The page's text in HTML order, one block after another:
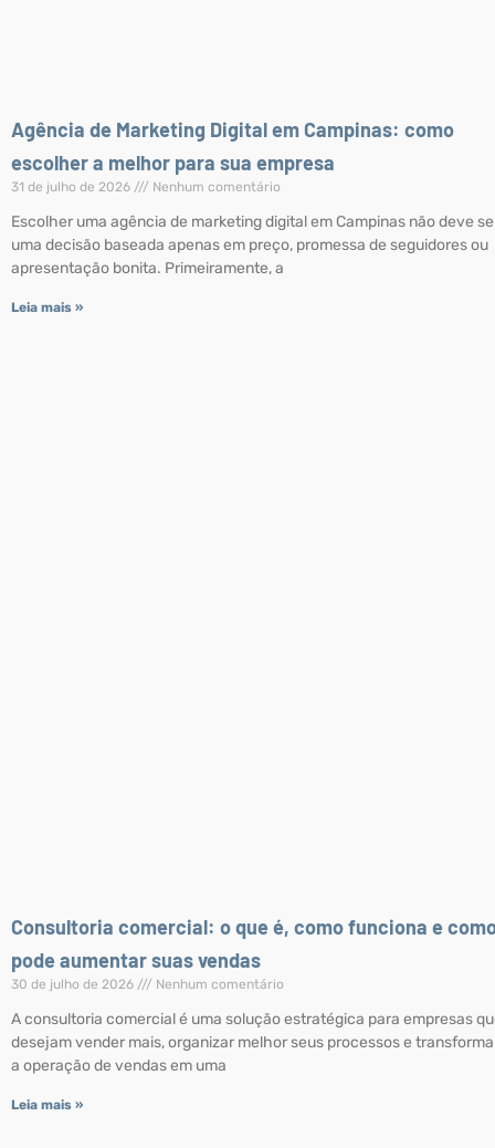
Agência de Marketing Digital em Campinas: como
escolher a melhor para sua empresa
31 de julho de 2026 Nenhum comentário
Escolher uma agência de marketing digital em Campinas não deve
uma decisão baseada apenas em preço, promessa de seguidores ou
apresentação bonita. Primeiramente, a
Leia mais »
Consultoria comercial: o que é, como funciona e
pode aumentar suas vendas
30 de julho de 2026 Nenhum comentário
A consultoria comercial é uma solução estratégica para empresas
desejam vender mais, organizar melhor seus processos e
a operação de vendas em uma
Leia mais »